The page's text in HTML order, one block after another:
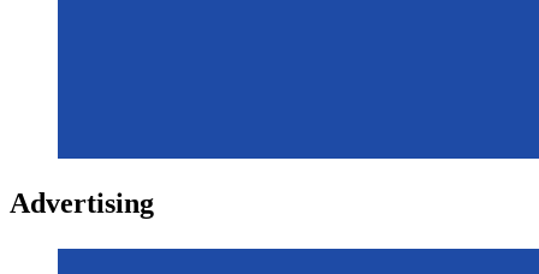
Advertising